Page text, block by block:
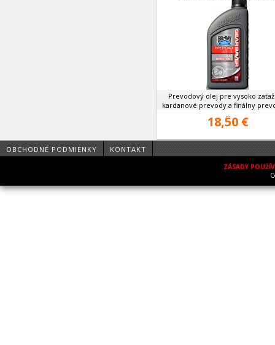
Prevodový olej pre vysoko
kardanové prevody a finálny
18,50 €
OBCHODNÉ PODMIENKY KONTAKT
ZÁSADY